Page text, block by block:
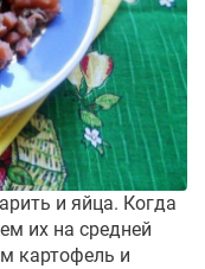
и яйца. Когда
их на средней
картофель и